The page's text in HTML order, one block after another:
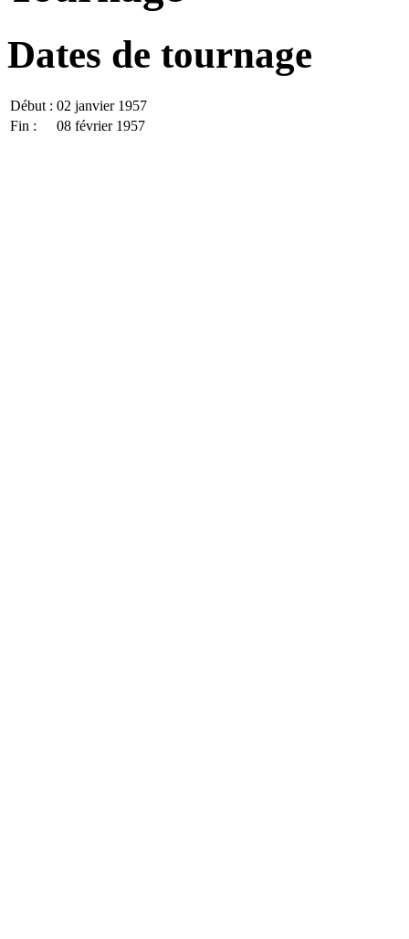
Dates de tournage
Début : 02 janvier 1957
Fin :
08 février 1957